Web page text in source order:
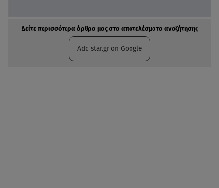
Δείτε περισσότερα άρθρα μας στα αποτελέσματα αναζήτησης
Add star.gr on Google